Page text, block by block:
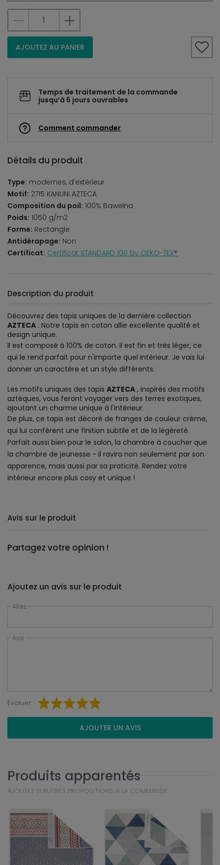
AJOUTEZ AU PANIER
Temps de traitement de la commande
jusqu’à 5 jours ouvrables
Comment commander
Détails du produit
Type: modernes, d’extérieur
Motif: 2715 KANUNI AZTECA
Composition du poil: 100% Bawełna
Poids: 1050 g/m2
Forme: Rectangle
Antidérapage: Non
Certificat: Certificat STANDARD 100 by OEKO-TEX®
Description du produit
Découvrez des tapis uniques de la dernière collection
AZTECA . Notre tapis en coton allie excellente qualité et
design unique.
Il est composé à 100% de coton. Il est fin et très léger, ce
qui le rend parfait pour n'importe quel intérieur. Je vais lui
donner un caractère et un style différents.
Les motifs uniques des tapis AZTECA , inspirés des motifs
aztèques, vous feront voyager vers des terres exotiques,
ajoutant un charme unique à l'intérieur.
De plus, ce tapis est décoré de franges de couleur crème,
qui lui confèrent une finition subtile et de la légèreté.
Parfait aussi bien pour le salon, la chambre à coucher que
la chambre de jeunesse - il ravira non seulement par son
apparence, mais aussi par sa praticité. Rendez votre
intérieur encore plus cosy et unique !
Avis sur le produit
Partagez votre opinion !
Ajoutez un avis sur le produit
Alias
Avis
Évaluer:
AJOUTER UN AVIS
Produits apparentés
AJOUTEZ D’AUTRES PROPOSITIONS À LA COMMANDE